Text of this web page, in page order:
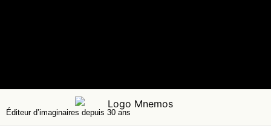
Éditeur d’imaginaires depuis 30 ans